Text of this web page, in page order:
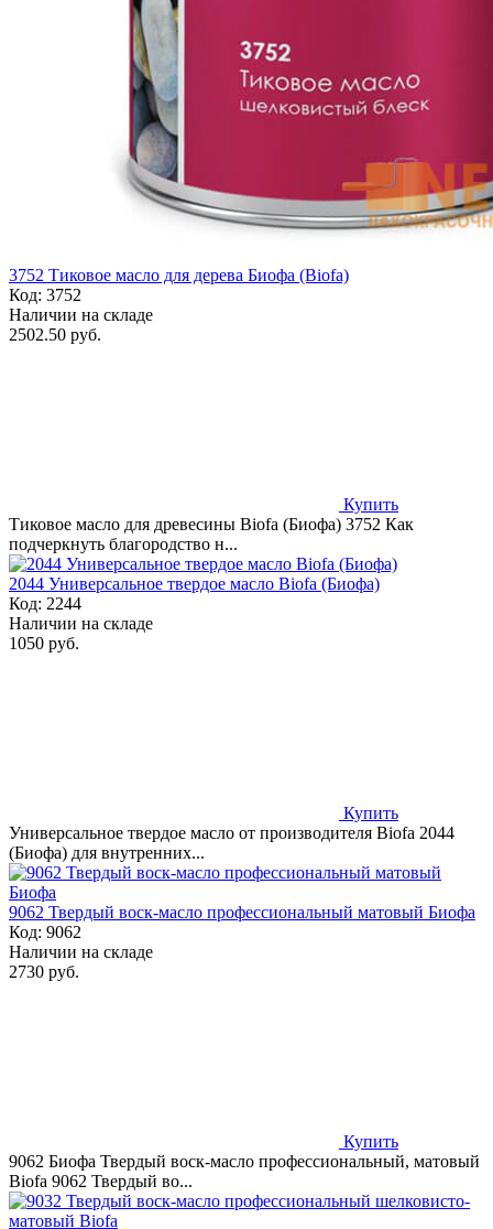
3752 Тиковое масло для дерева Биофа (Biofa)
Код: 3752
Наличии на складе
2502.50 руб.
Купить
Тиковое масло для древесины Biofa (Биофа) 3752 Как
подчеркнуть благородство н...
2044 Универсальное твердое масло Biofa (Биофа)
Код: 2244
Наличии на складе
1050 руб.
Купить
Универсальное твердое масло от производителя Biofa 2044
(Биофа) для внутренних...
9062 Твердый воск-масло профессиональный матовый Биофа
Код: 9062
Наличии на складе
2730 руб.
Купить
9062 Биофа Твердый воск-масло профессиональный, матовый
Biofa 9062 Твердый во...